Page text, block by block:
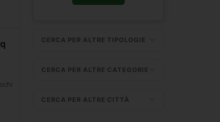
CERCA PER ALTRE TIPOLOGIE
CERCA PER ALTRE CATEGORIE
CERCA PER ALTRE CITTÀ